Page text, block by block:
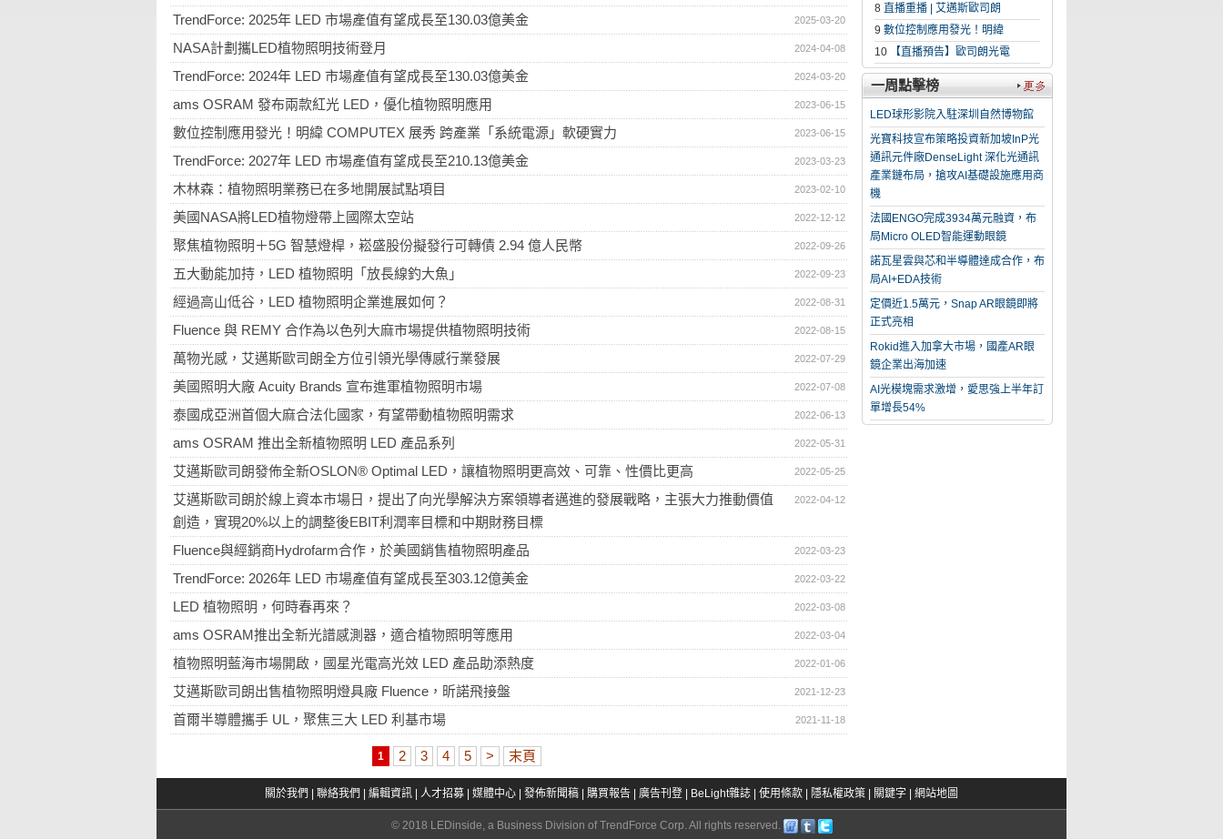
TrendForce: 2025年 LED 市場產值有望成長至130.03億美金 2025-03-20
NASA計劃攜LED植物照明技術登月 2024-04-08
TrendForce: 2024年 LED 市場產值有望成長至130.03億美金 2024-03-20
ams OSRAM 發布兩款紅光 LED，優化植物照明應用 2023-06-15
數位控制應用發光！明緯 COMPUTEX 展秀 跨產業「系統電源」軟硬實力 2023-06-15
TrendForce: 2027年 LED 市場產值有望成長至210.13億美金 2023-03-23
木林森：植物照明業務已在多地開展試點項目 2023-02-10
美國NASA將LED植物燈帶上國際太空站 2022-12-12
聚焦植物照明＋5G 智慧燈桿，崧盛股份擬發行可轉債 2.94 億人民幣 2022-09-26
五大動能加持，LED 植物照明「放長線釣大魚」 2022-09-23
經過高山低谷，LED 植物照明企業進展如何？ 2022-08-31
Fluence 與 REMY 合作為以色列大麻市場提供植物照明技術 2022-08-15
萬物光感，艾邁斯歐司朗全方位引領光學傳感行業發展 2022-07-29
美國照明大廠 Acuity Brands 宣布進軍植物照明市場 2022-07-08
泰國成亞洲首個大麻合法化國家，有望帶動植物照明需求 2022-06-13
ams OSRAM 推出全新植物照明 LED 產品系列 2022-05-31
艾邁斯歐司朗發佈全新OSLON® Optimal LED，讓植物照明更高效、可靠、性價比更高 2022-05-25
艾邁斯歐司朗於線上資本市場日，提出了向光學解決方案領導者邁進的發展戰略，主張大力推動價值
創造，實現20%以上的調整後EBIT利潤率目標和中期財務目標
2022-04-12
Fluence與經銷商Hydrofarm合作，於美國銷售植物照明產品 2022-03-23
TrendForce: 2026年 LED 市場產值有望成長至303.12億美金 2022-03-22
LED 植物照明，何時春再來？ 2022-03-08
ams OSRAM推出全新光譜感測器，適合植物照明等應用 2022-03-04
植物照明藍海市場開啟，國星光電高光效 LED 產品助添熱度 2022-01-06
艾邁斯歐司朗出售植物照明燈具廠 Fluence，昕諾飛接盤 2021-12-23
首爾半導體攜手 UL，聚焦三大 LED 利基市場 2021-11-18
1 2 3 4 5 > 末頁
8 直播重播 | 艾邁斯歐司朗
9 數位控制應用發光！明緯
10
【直播預告】歐司朗光電
一周點擊榜
LED球形影院入駐深圳自然博物館
光寶科技宣布策略投資新加坡InP光
通訊元件廠DenseLight 深化光通訊
產業鏈布局，搶攻AI基礎設施應用商
機
法國ENGO完成3934萬元融資，布
局Micro OLED智能運動眼鏡
諾瓦星雲與芯和半導體達成合作，布
局AI+EDA技術
定價近1.5萬元，Snap AR眼鏡即將
正式亮相
Rokid進入加拿大市場，國產AR眼
鏡企業出海加速
AI光模塊需求激增，愛思強上半年訂
單增長54%
關於我們 聯絡我們 編輯資訊 人才招募 媒體中心 發佈新聞稿 購買報告 廣告刊登 BeLight雜誌 使用條款 隱私權政策 關鍵字 網站地圖
© 2018 LEDinside, a Business Division ofTrendForce Corp. All rights reserved.